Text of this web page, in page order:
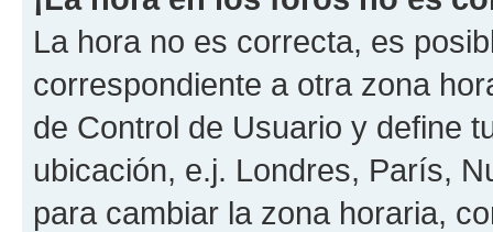
La hora no es correcta, es
correspondiente a otra zona
de Control de Usuario y define
ubicación, e.j. Londres, París,
para cambiar la zona horaria,